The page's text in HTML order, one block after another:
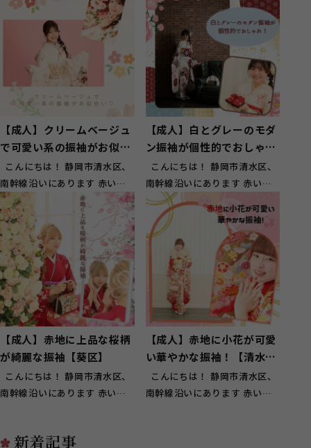
【成人】クリームベージュ
で可愛い系の振袖がお似合
い！【清水区押切】
こんにちは！ 静岡市清水区、
南幹線沿いにあります 赤い看
板が目印のスタジオガーネット
草...
【成人】白とグレーのモダ
ン振袖が個性的でおしゃ
れ！【清水区】
こんにちは！ 静岡市清水区、
南幹線沿いにあります 赤い看
板が目印のスタジオガーネット
草...
【成人】赤地に上品な桜柄
が綺麗な振袖【葵区】
こんにちは！ 静岡市清水区、
南幹線沿いにあります 赤い看
【成人】赤地に小花が可愛
い華やかな振袖！【清水区
興津】
こんにちは！ 静岡市清水区、
南幹線沿いにあります 赤い看
新着記事